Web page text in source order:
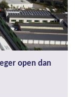
open dan